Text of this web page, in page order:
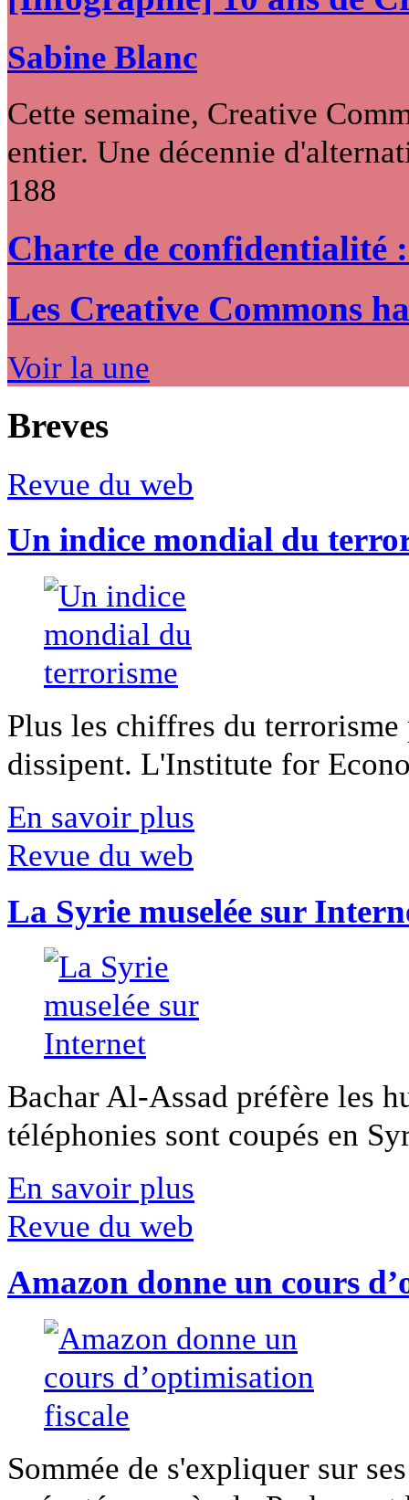
Sabine Blanc
Cette semaine, Creative
entier. Une décennie
188
Charte de confidentialité
Les Creative Commons
Voir la une
Breves
Revue du web
Un indice mondial du
Plus les chiffres du
dissipent. L'Institute for
En savoir plus
Revue du web
La Syrie muselée sur
Bachar Al-Assad préfère les
téléphonies sont coupés en
En savoir plus
Revue du web
Amazon donne un cours
Sommée de s'expliquer sur